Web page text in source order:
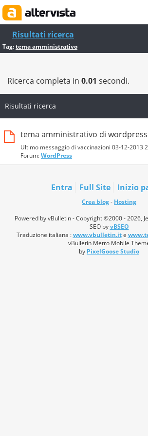
Risultati ricerca
Tag:tema amministrativo
Ricerca completa in 0.01 secondi.
Risultati ricerca
tema amministrativo di wordpress
Ultimo messaggio di vaccinazioni 03-12-2013
Forum:WordPress
Entra Full Site Inizio
Crea blog- Hosting
Powered by vBulletin - Copyright ©2000 - 2026,
SEO byvBSEO
Traduzione italiana :www.vbulletin.ite
vBulletin Metro Mobile
by PixelGoose Studio